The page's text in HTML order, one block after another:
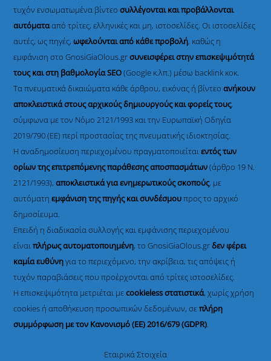
τυχόν ενσωματωμένα βίντεοσυλλέγονται και προβάλλονται
αυτόματααπό τρίτες, ελληνικές και μη, ιστοσελίδες. Οι ιστοσελίδες
αυτές, ως πηγές,ωφελούνται από κάθε προβολή, καθώς η
εμφάνιση στο GnosiGiaOlous.grσυνεισφέρει στην επισκεψιμότητά
τους και στη βαθμολογία SEO(Google κ.λπ.) μέσω backlink κοκ.
Τα πνευματικά δικαιώματα κάθε άρθρου, εικόνας ή βίντεοανήκουν
αποκλειστικά στους αρχικούς δημιουργούς και φορείς τους,
σύμφωνα με τον Νόμο 2121/1993 και την Ευρωπαϊκή Οδηγία
2019/790 (ΕΕ) περί προστασίας της πνευματικής ιδιοκτησίας.
Η αναδημοσίευση περιεχομένου πραγματοποιείταιεντός των
ορίων της επιτρεπόμενης παράθεσης αποσπασμάτων(άρθρο 19 Ν.
2121/1993), αποκλειστικά για ενημερωτικούς σκοπούς, με
αυτόματηεμφάνιση της πηγής και συνδέσμουπρος το αρχικό
δημοσίευμα.
Επειδή η διαδικασία συλλογής και εμφάνισης περιεχομένου
είναιπλήρως αυτοματοποιημένη, το GnosiGiaOlous.grδεν φέρει
καμία ευθύνηγια το περιεχόμενο, την ακρίβεια, τις απόψεις ή
τυχόν παραβιάσεις που προέρχονται από τρίτες ιστοσελίδες.
Η επισκεψιμότητα μετριέται μεcookieless στατιστικά, χωρίς χρήση
cookies ή αποθήκευση προσωπικών δεδομένων, σεπλήρη
συμμόρφωση με τον Κανονισμό (ΕΕ) 2016/679 (GDPR).
Εταιρικά Στοιχεία